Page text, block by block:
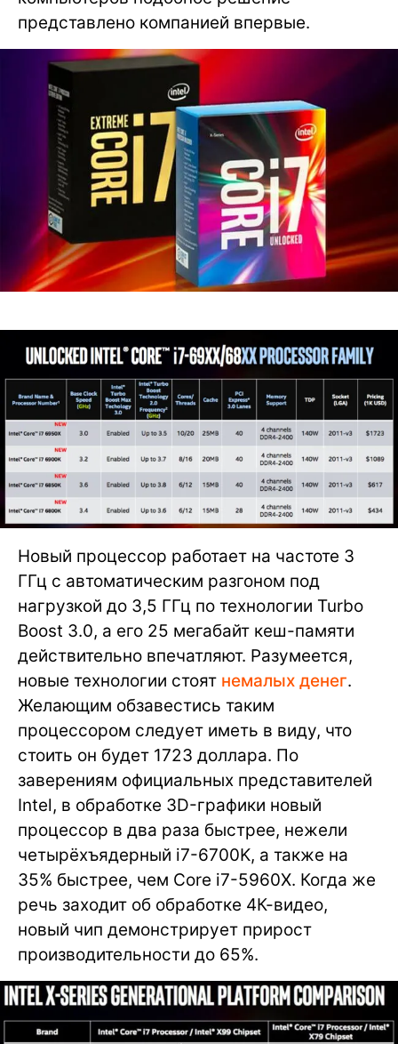
представлено компанией впервые.
Новый процессор работает на частоте 3
ГГц с автоматическим разгоном под
нагрузкой до 3,5 ГГц по технологии Turbo
Boost 3.0, а его 25 мегабайт кеш-памяти
действительно впечатляют. Разумеется,
новые технологии стоят немалых денег.
Желающим обзавестись таким
процессором следует иметь в виду, что
стоить он будет 1723 доллара. По
заверениям официальных представителей
Intel, в обработке 3D-графики новый
процессор в два раза быстрее, нежели
четырёхъядерный i7-6700K, а также на
35% быстрее, чем Core i7-5960X. Когда же
речь заходит об обработке 4К-видео,
новый чип демонстрирует прирост
производительности до 65%.